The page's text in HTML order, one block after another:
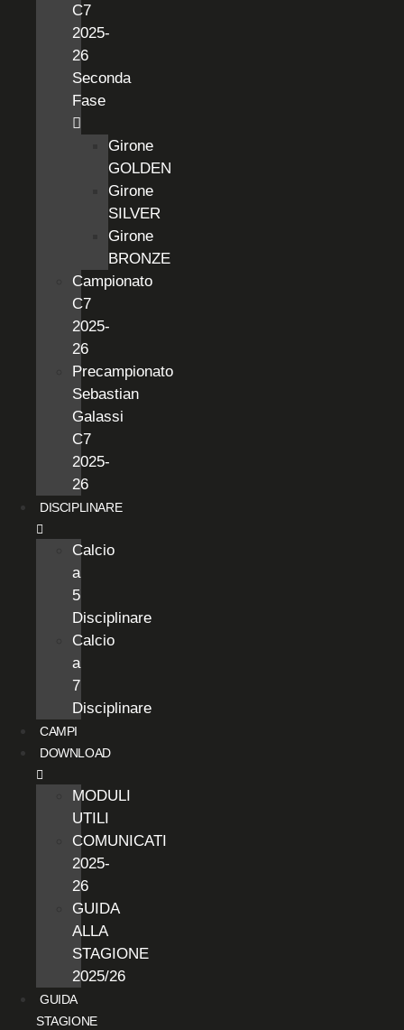
C7
2025-
26
Seconda
Fase
Girone
GOLDEN
Girone
SILVER
Girone
BRONZE
Campionato
C7
2025-
26
Precampionato
Sebastian
Galassi
C7
2025-
26
DISCIPLINARE
Calcio
a
5
Disciplinare
Calcio
a
7
Disciplinare
CAMPI
DOWNLOAD
MODULI
UTILI
COMUNICATI
2025-
26
GUIDA
ALLA
STAGIONE
2025/26
GUIDA
STAGIONE